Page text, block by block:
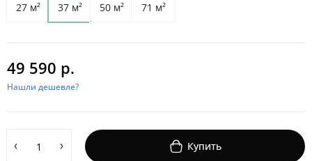
27 м²
37 м² 50 м² 71 м²
49 590 р.
Нашли дешевле?
Купить